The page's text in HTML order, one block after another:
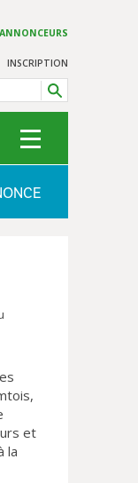
ANNONCEURS
INSCRIPTION
et
la